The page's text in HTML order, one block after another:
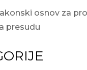
osnov za
presudu